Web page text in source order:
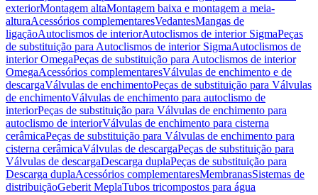
exteriorMontagem altaMontagem baixa e montagem a meia-
alturaAcessórios complementaresVedantesMangas de
ligaçãoAutoclismos de interiorAutoclismos de interior SigmaPeças
de substituição para Autoclismos de interior SigmaAutoclismos de
interior OmegaPeças de substituição para Autoclismos de interior
OmegaAcessórios complementaresVálvulas de enchimento e de
descargaVálvulas de enchimentoPeças de substituição para Válvulas
de enchimentoVálvulas de enchimento para autoclismo de
interiorPeças de substituição para Válvulas de enchimento para
autoclismo de interiorVálvulas de enchimento para cisterna
cerâmicaPeças de substituição para Válvulas de enchimento para
cisterna cerâmicaVálvulas de descargaPeças de substituição para
Válvulas de descargaDescarga duplaPeças de substituição para
Descarga duplaAcessórios complementaresMembranasSistemas de
distribuiçãoGeberit MeplaTubos tricompostos para água